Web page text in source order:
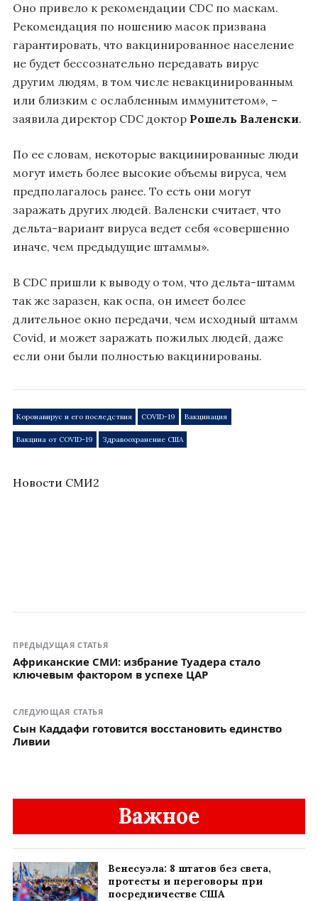
Оно привело к рекомендации CDC по маскам.
Рекомендация по ношению масок призвана
гарантировать, что вакцинированное население
не будет бессознательно передавать вирус
другим людям, в том числе невакцинированным
или близким с ослабленным иммунитетом», –
заявила директор CDC доктор Рошель Валенски.
По ее словам, некоторые вакцинированные люди
могут иметь более высокие объемы вируса, чем
предполагалось ранее. То есть они могут
заражать других людей. Валенски считает, что
дельта-вариант вируса ведет себя «совершенно
иначе, чем предыдущие штаммы».
В CDC пришли к выводу о том, что дельта-штамм
так же заразен, как оспа, он имеет более
длительное окно передачи, чем исходный штамм
Covid, и может заражать пожилых людей, даже
если они были полностью вакцинированы.
Коронавирус и его последствия COVID-19 Вакцинация
Вакцина от COVID-19 Здравоохранение США
Новости СМИ2
ПРЕДЫДУЩАЯ СТАТЬЯ
Африканские СМИ: избрание Туадера стало
ключевым фактором в успехе ЦАР
СЛЕДУЮЩАЯ СТАТЬЯ
Сын Каддафи готовится восстановить единство
Ливии
Важное
Венесуэла: 8 штатов без света,
протесты и переговоры при
посредничестве США